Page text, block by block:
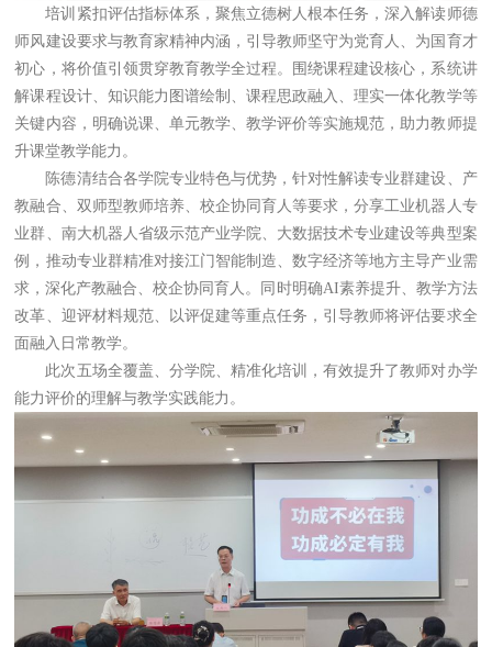
培训紧扣评估指标体系，聚焦立德树人根本任务，深入解读师德
师风建设要求与教育家精神内涵，引导教师坚守为党育人、为国育才
初心，将价值引领贯穿教育教学全过程。围绕课程建设核心，系统讲
解课程设计、知识能力图谱绘制、课程思政融入、理实一体化教学等
关键内容，明确说课、单元教学、教学评价等实施规范，助力教师提
升课堂教学能力。
陈德清结合各学院专业特色与优势，针对性解读专业群建设、产
教融合、双师型教师培养、校企协同育人等要求，分享工业机器人专
业群、南大机器人省级示范产业学院、大数据技术专业建设等典型案
例，推动专业群精准对接江门智能制造、数字经济等地方主导产业需
求，深化产教融合、校企协同育人。同时明确AI素养提升、教学方法
改革、迎评材料规范、以评促建等重点任务，引导教师将评估要求全
面融入日常教学。
此次五场全覆盖、分学院、精准化培训，有效提升了教师对办学
能力评价的理解与教学实践能力。